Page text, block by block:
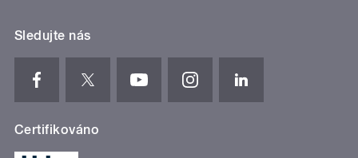
Sledujte nás
Certifikováno